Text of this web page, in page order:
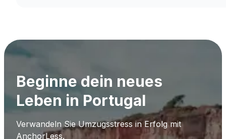
Beginne dein neues
Leben in Portugal
Verwandeln Sie Umzugsstress in Erfolg mit
AnchorLess.